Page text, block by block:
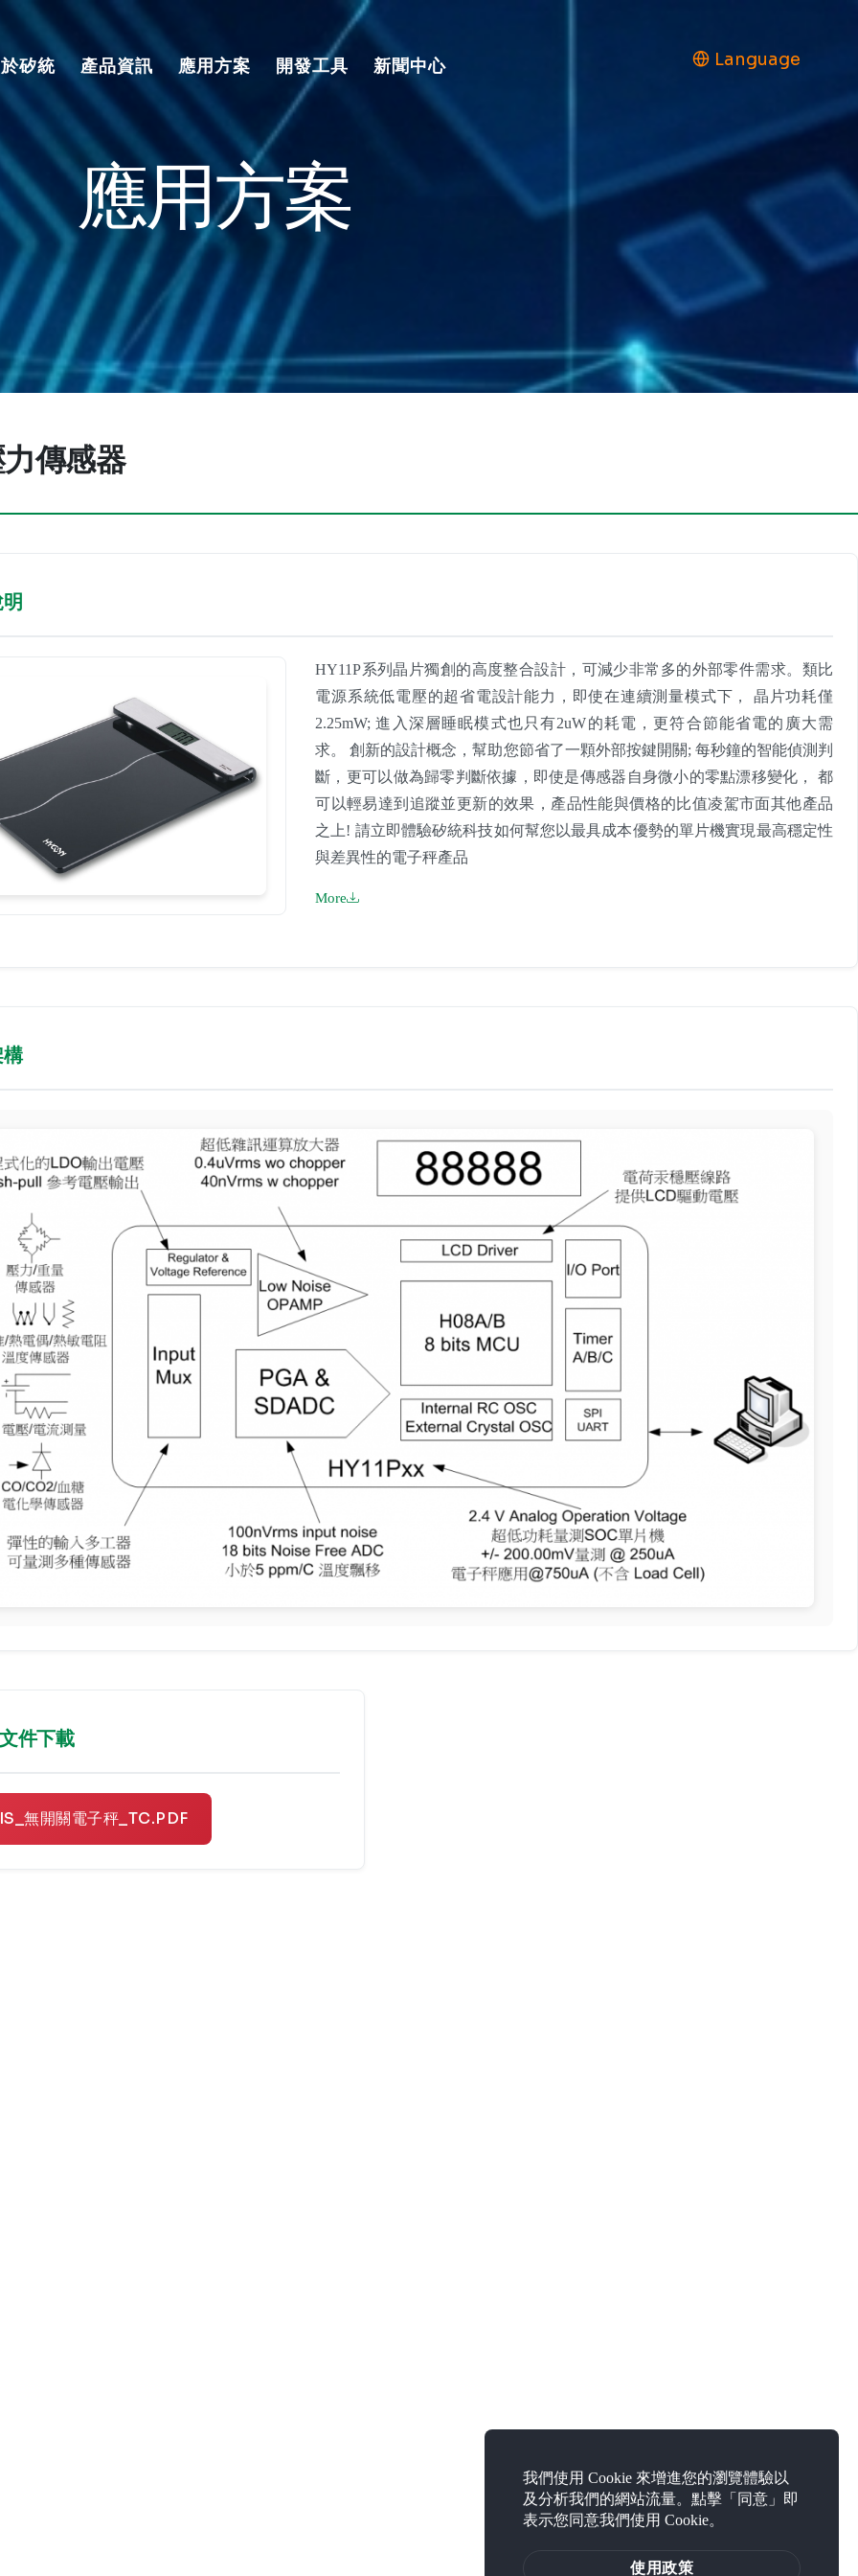
矽統 產品資訊 應用方案 開發工具 新聞中心 Language
應用方案
傳感器
HY11P系列晶片獨創的高度整合設計，可減少非常多的外部零件需求。類比
電源系統低電壓的超省電設計能力，即使在連續測量模式下， 晶片功耗僅
2.25mW; 進入深層睡眠模式也只有2uW的耗電，更符合節能省電的廣大需
求。 創新的設計概念，幫助您節省了一顆外部按鍵開關; 每秒鐘的智能偵測判
斷，更可以做為歸零判斷依據，即使是傳感器自身微小的零點漂移變化， 都
可以輕易達到追蹤並更新的效果，產品性能與價格的比值凌駕市面其他產品
之上! 請立即體驗矽統科技如何幫您以最具成本優勢的單片機實現最高穩定性
與差異性的電子秤產品
More
件下載
無開關電子秤_TC.PDF
我們使用 Cookie 來增進您的瀏覽體驗以
及分析我們的網站流量。點擊「同意」即
表示您同意我們使用 Cookie。
使用政策